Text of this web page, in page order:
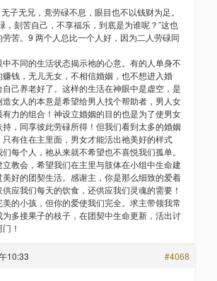
子无兄，竟劳碌不息，眼目也不以钱财为足。
，刻苦自己，不享福乐，到底是为谁呢？”这也
苦。9 两个人总比一个人好，因为二人劳碌同
不同的生活状态揭示祂的心意。有的人单身不
钱，无儿无女，不相信婚姻，也不想进入婚
己养老好了。这样的生活在神眼中是虚空，是
女人的本意是希望给男人找个帮助者，男人女
有力的组合！神设立婚姻的目的也是为了使男女
，同享彼此劳碌所得！但我们看到太多的婚姻
有住在主里面，男女才能活出祂美好的样式
每个人，祂从来就不希望也不喜悦我们孤单。
教会，希望我们在主里与肢体在小组中生命建
好的团契生活。感谢主，你是那么细致的爱着
应我们每天的饮食，还供应我们灵魂的需要！
的小孩，但你的爱使我们完全。求主带领我常
多接果子的枝子，在团契中生命更新，活出讨
！
10:33 #4068